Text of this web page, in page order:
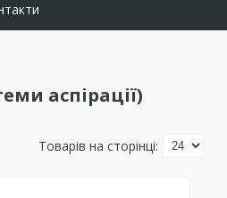
аспірації)